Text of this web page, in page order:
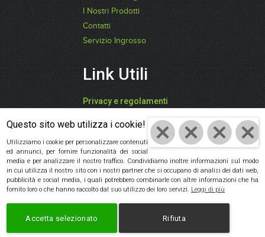
I Nostri Prodotti
Contatti
Servizio Ingrosso
Link Utili
Privacy e regolamenti
"SPEZIEDALMONDO"
P.IVA: 03942850409
Cod. Fisc:
FRACTA61D59D704V
Questo sito web utilizza i cookie!
Utilizziamo i cookie per personalizzare contenuti
ed annunci, per fornire funzionalità dei social
media e per analizzare il nostro traffico. Condividiamo inoltre informazioni sul modo
in cui utilizza il nostro sito con i nostri partner che si occupano di analisi dei dati web,
pubblicità e social media, i quali potrebbero combinarle con altre informazioni che ha
fornito loro o che hanno raccolto dal suo utilizzo dei loro servizi. Leggi di più
Accetta selezionato Rifiuta